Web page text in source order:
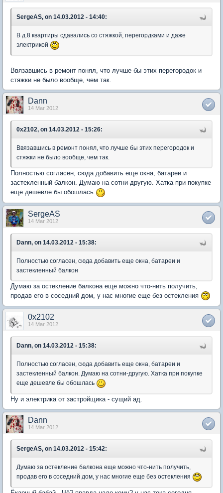
SergeAS, on 14.03.2012 - 14:40:
В д.8 квартиры сдавались со стяжкой, перегордками и даже
электрикой
Ввязавшись в ремонт понял, что лучше бы этих перегородок и
стяжки не было вообще, чем так.
Dann
14 Mar 2012
0x2102, on 14.03.2012 - 15:26:
Ввязавшись в ремонт понял, что лучше бы этих перегородок и
стяжки не было вообще, чем так.
Полностью согласен, сюда добавить еще окна, батареи и
застекленный балкон. Думаю на сотни-другую. Хатка при покупке
еще дешевле бы обошлась
SergeAS
14 Mar 2012
Dann, on 14.03.2012 - 15:38:
Полностью согласен, сюда добавить еще окна, батареи и
застекленный балкон
Думаю за остекление балкона еще можно что-нить получить,
продав его в соседний дом, у нас многие еще без остекления
0x2102
14 Mar 2012
Dann, on 14.03.2012 - 15:38:
Полностью согласен, сюда добавить еще окна, батареи и
застекленный балкон. Думаю на сотни-другую. Хатка при покупке
еще дешевле бы обошлась
Ну и электрика от застройщика - сущий ад.
Dann
14 Mar 2012
SergeAS, on 14.03.2012 - 15:42:
Думаю за остекление балкона еще можно что-нить получить,
продав его в соседний дом, у нас многие еще без остекления